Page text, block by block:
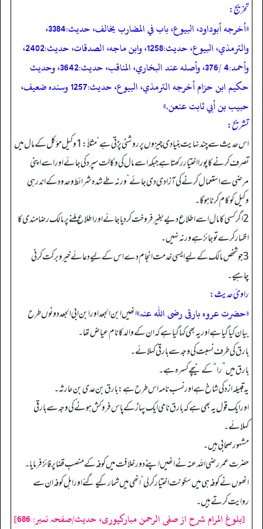
تخریج:
«أخرجه أبوداود، البيوع، باب في المضارب يخالف، حديث:3384،
والترمذي، البيوع، حديث:1258، وابن ماجه، الصدقات، حديث:2402،
وأحمد:4 /376، وأصله عند البخاري، المناقب، حديث:3642، وحديث
حكيم ابن حزام أخرجه الترمذي، البيوع، حديث:1257 وسنده ضعيف،
حبيب بن أبي ثابت عنعن.»
تشریح:
اس حدیث سے چند نہایت بنیادی چیزوں پر روشنی پڑتی ہے‘ مثلاً: 1 وکیل مؤکل کے مال میں
تصرف کرنے کا پورا اختیار رکھتا ہے جبکہ اسے مال کی وکالت سپرد کی جائے اور اسے اپنی
مرضی سے استعمال کرنے کی آزادی دی جائے‘ ورنہ طے شدہ شرائط و حدود کے اندر ہی
وکیل کو کام کرنا ہوگا۔
2 اگر کسی کا مال اسے اطلاع دیے بغیر فروخت کر دیا جائے اور اطلاع ملنے پر مالک رضامندی کا
اظہار کرے تو جائز ہے ورنہ نہیں۔
3 جو شخص مالک کے لیے ایسی خدمت انجام دے اس کے لیے دعائے خیر و برکت کرنی
چاہیے۔
راویٔ حدیث:
«حضرت عروہ بارقی رضی اللہ عنہ»‏‏‏‏ انھیں ابن الجعد اور ابن ابی الجعد دونوں طرح
بیان کیا گیا ہے اور یہ بھی کہا گیا ہے کہ ان کے والد کا نام عیاض تھا۔
بارق کی طرف نسبت کی وجہ سے بارقی کہلائے۔
بارق میں”را“کے نیچے کسرہ ہے۔
یہ قبیلہ ازد کی شاخ ہے اور نسب نامہ اس طرح ہے: بارق بن عدی بن حارثہ۔
اور ایک قول یہ بھی ہے کہ بارق نامی ایک پہاڑ کے پاس فروکش ہونے کی وجہ سے بارقی
کہلائے۔
مشہور صحابی ہیں۔
حضرت عمر رضی اللہ عنہ نے انھیں اپنے دور خلافت میں کوفہ کے منصب قضا پر فائز فرمایا۔
انھوں نے کوفہ ہی میں سکونت اختیار کر لی‘ انھی میں شمار کیے گئے اور اہل کوفہ ان سے
روایت کرتے ہیں۔
[بلوغ المرام شرح از صفی الرحمن مبارکپوری، حدیث/صفحہ نمبر: 686]